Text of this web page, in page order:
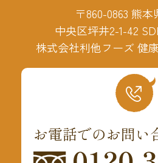
〒860-0863 熊
中央区坪井2-1-42
株式会社利他フーズ 健
お電話でのお問い